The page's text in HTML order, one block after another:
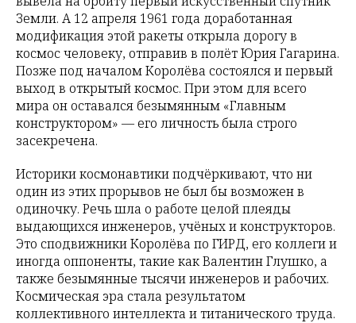
Земли. А 12 апреля 1961 года доработанная
модификация этой ракеты открыла дорогу в
космос человеку, отправив в полёт Юрия Гагарина.
Позже под началом Королёва состоялся и первый
выход в открытый космос. При этом для всего
мира он оставался безымянным «Главным
конструктором» — его личность была строго
засекречена.
Историки космонавтики подчёркивают, что ни
один из этих прорывов не был бы возможен в
одиночку. Речь шла о работе целой плеяды
выдающихся инженеров, учёных и конструкторов.
Это сподвижники Королёва по ГИРД, его коллеги и
иногда оппоненты, такие как Валентин Глушко, а
также безымянные тысячи инженеров и рабочих.
Космическая эра стала результатом
коллективного интеллекта и титанического труда.